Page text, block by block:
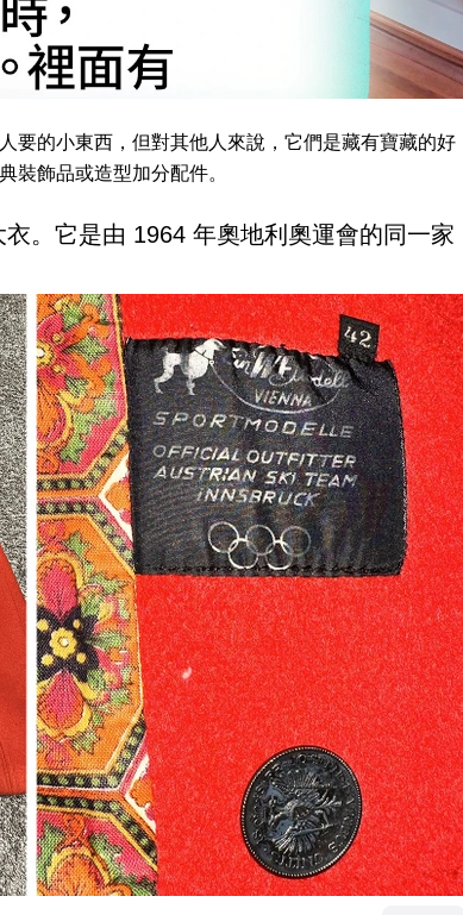
要的小東西，但對其他人來說，它們是藏有寶藏的好
裝飾品或造型加分配件。
。它是由 1964 年奧地利奧運會的同一家